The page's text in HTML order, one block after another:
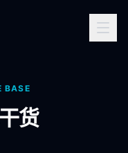
BASE
货